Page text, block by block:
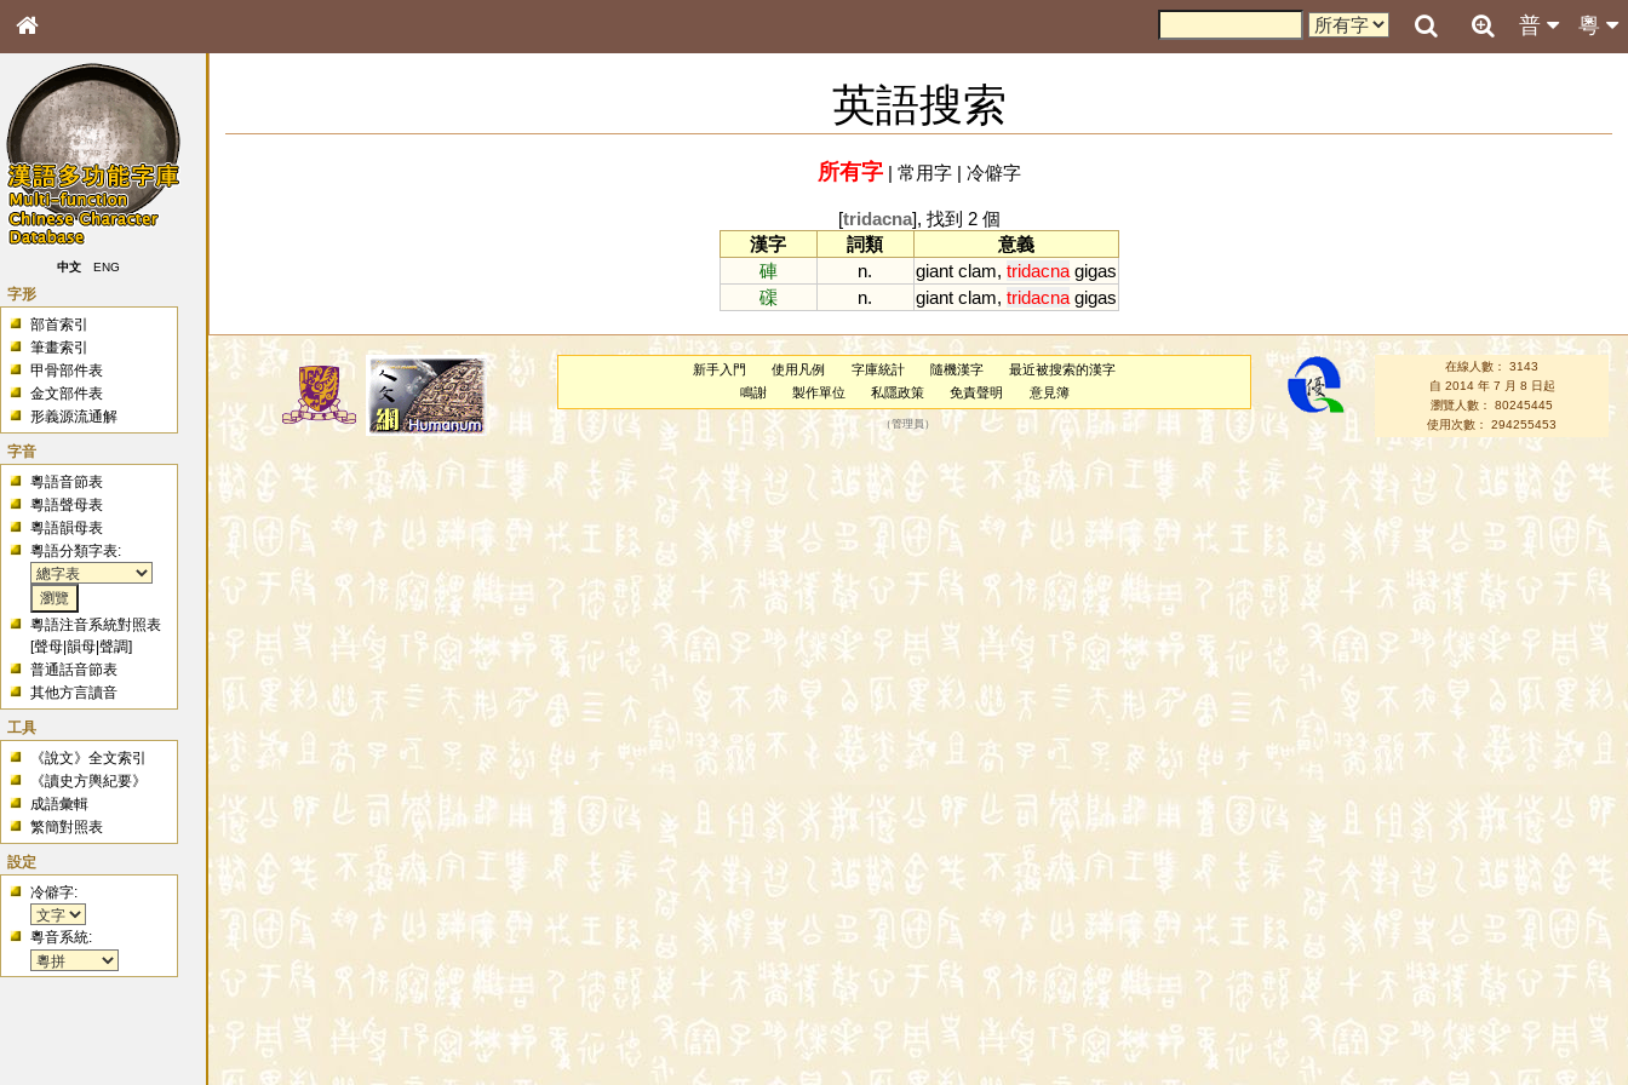
粵
普
中文 ENG
字形
部首索引
筆畫索引
甲骨部件表
金文部件表
形義源流通解
字音
粵語音節表
粵語聲母表
粵語韻母表
粵語分類字表:
粵語注音系統對照表
[聲母 |韻母 |聲調]
普通話音節表
其他方言讀音
工具
《說文》全文索引
《讀史方輿紀要》
成語彙輯
繁簡對照表
設定
冷僻字:
粵音系統:
英語搜索
所有字| 常用字| 冷僻字
[tridacna], 找到 2 個
漢字
詞類
意義
硨
n. giant clam, tridacna gigas
磲
n. giant clam, tridacna gigas
新手入門 使用凡例 字庫統計 隨機漢字
最近被搜索的漢字
鳴謝
製作單位 私隱政策 免責聲明 意見簿
（管理員 ）
在線人數： 3143
自 2014 年 7 月 8 日起
瀏覽人數： 80245445
使用次數： 294255453